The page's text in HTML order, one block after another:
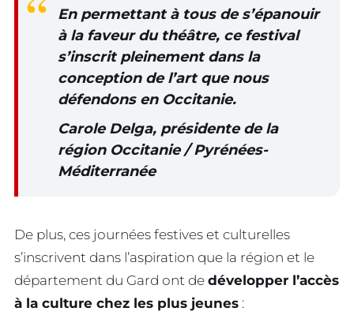
En permettant à tous de s’épanouir
à la faveur du théâtre, ce festival
s’inscrit pleinement dans la
conception de l’art que nous
défendons en Occitanie.
Carole Delga, présidente de la
région Occitanie / Pyrénées-
Méditerranée
De plus, ces journées festives et culturelles
s’inscrivent dans l’aspiration que la région et le
département du Gard ont de développer l’accès
à la culture chez les plus jeunes :